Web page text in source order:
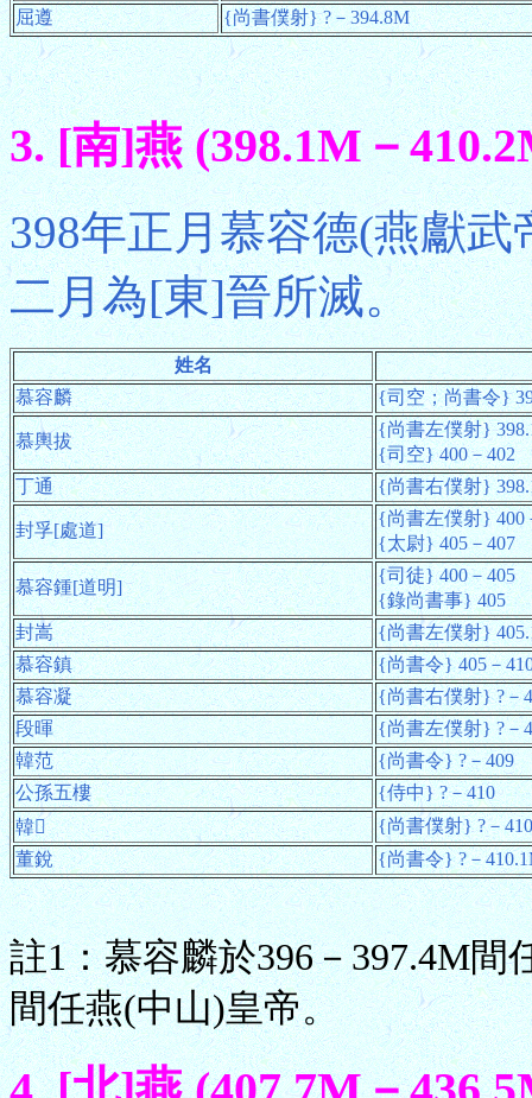
屈遵
{尚書僕射} ?－394.8M
3. [南]燕 (398.1M－
398年正月慕容德(燕獻
二月為[東]晉所滅。
姓名
慕容麟
{司空；尚書令}
慕輿拔
{尚書左僕射}
{司空} 400－402
丁通
{尚書右僕射}
封孚[處道]
{尚書左僕射} 400
{太尉} 405－407
慕容鍾[道明]
{司徒} 400－405
{錄尚書事} 405
封嵩
{尚書左僕射}
慕容鎮
{尚書令} 405－
慕容凝
{尚書右僕射} ?－
段暉
{尚書左僕射} ?－
韓范
{尚書令} ?－409
公孫五樓
{侍中} ?－410
韓𧨳
{尚書僕射} ?－410
董銳
{尚書令} ?－
註1：慕容麟於396－397.4M
間任燕(中山)皇帝。